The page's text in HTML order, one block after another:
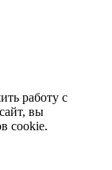
работу с
вы
cookie.